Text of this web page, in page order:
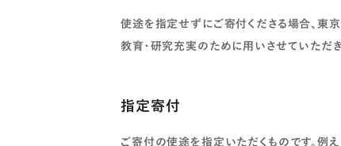
使途を指定せずにご寄付くださる場合、東
教育・研究充実のために用いさせていただき
指定寄付
ご寄付の使途を指定いただくものです。例